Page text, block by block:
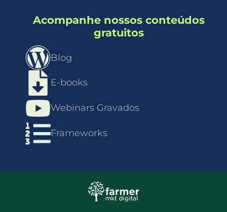
Acompanhe nossos conteúdos
gratuitos
Blog
E-books
Webinars Gravados
Frameworks